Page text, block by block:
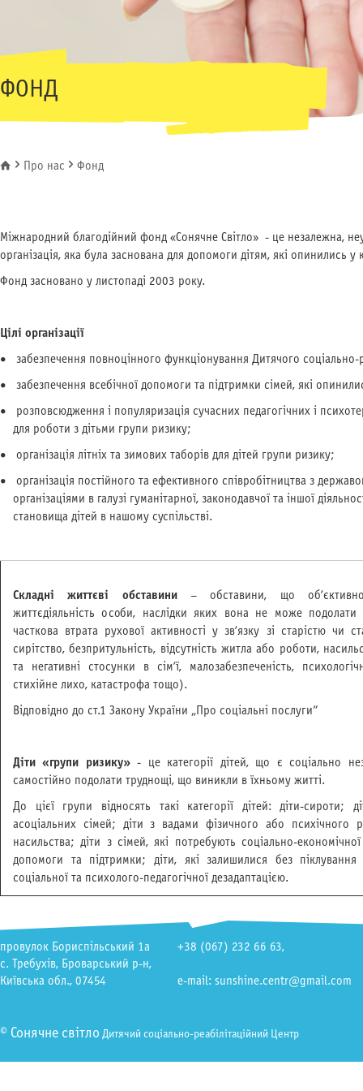
ФОНД
Про нас Фонд
Міжнародний благодійний фонд «Сонячне Світло» - це незалежна,
організація, яка була заснована для допомоги дітям, які опинились у
Фонд засновано у листопаді 2003 року.
Цілі організації
забезпечення повноцінного функціонування Дитячого соціально-
забезпечення всебічної допомоги та підтримки сімей, які
розповсюдження і популяризація сучасних педагогічних і
для роботи з дітьми групи ризику;
організація літніх та зимових таборів для дітей групи ризику;
організація постійного та ефективного співробітництва з
організаціями в галузі гуманітарної, законодавчої та іншої
становища дітей в нашому суспільстві.
Складні життєві обставини– обставини, що
життєдіяльність особи, наслідки яких вона не може подолати
часткова втрата рухової активності у зв’язку зі старістю чи
сирітство, безпритульність, відсутність житла або роботи,
та негативні стосунки в сім’ї, малозабезпеченість,
стихійне лихо, катастрофа тощо).
Відповідно до ст.1 Закону України „Про соціальні послуги”
Діти «групи ризику»- це категорії дітей, що є соціально
самостійно подолати труднощі, що виникли в їхньому житті.
До цієї групи відносять такі категорії дітей: діти-сироти;
асоціальних сімей; діти з вадами фізичного або психічного
насильства; діти з сімей, які потребують соціально-економічної
допомоги та підтримки; діти, які залишилися без
соціальної та психолого-педагогічної дезадаптацією.
провулок Бориспільський 1а
с. Требухів, Броварський р-н,
Київська обл., 07454
+38 (067) 232 66 63,
e-mail: sunshine.centr@gmail.com
© Сонячне світло Дитячий соціально-реабілітаційний Центр